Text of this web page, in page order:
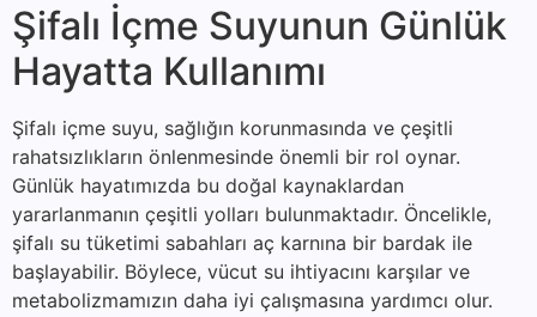
Şifalı İçme Suyunun Günlük
Hayatta Kullanımı
Şifalı içme suyu, sağlığın korunmasında ve çeşitli
rahatsızlıkların önlenmesinde önemli bir rol oynar.
Günlük hayatımızda bu doğal kaynaklardan
yararlanmanın çeşitli yolları bulunmaktadır. Öncelikle,
şifalı su tüketimi sabahları aç karnına bir bardak ile
başlayabilir. Böylece, vücut su ihtiyacını karşılar ve
metabolizmamızın daha iyi çalışmasına yardımcı olur.